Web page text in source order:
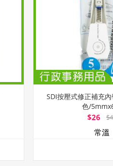
SDI按壓式修正補充
色/
$26
常溫